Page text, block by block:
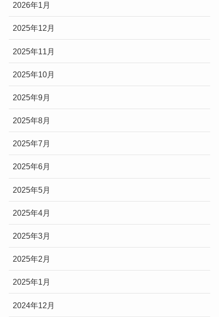
2026年1月
2025年12月
2025年11月
2025年10月
2025年9月
2025年8月
2025年7月
2025年6月
2025年5月
2025年4月
2025年3月
2025年2月
2025年1月
2024年12月